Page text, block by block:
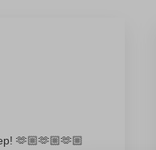
🫶🏼🫶🏼🫶🏼